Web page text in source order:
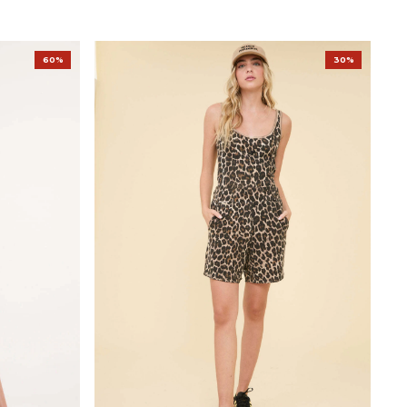
60% 30%